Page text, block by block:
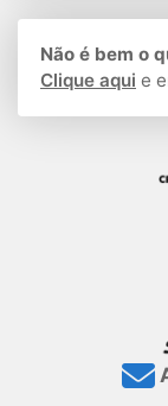
Não é bem o
Clique aqui e